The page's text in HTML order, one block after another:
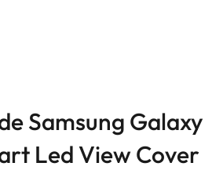
Samsung Galaxy
Led View Cover